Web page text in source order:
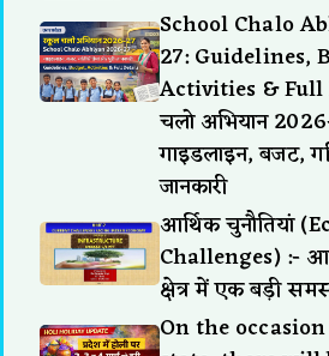
School Chalo
27: Guidelines,
Activities &
चलो अभियान
गाइडलाइन, बजट,
जानकारी
आर्थिक चुनौतियां
Challenges) :-
क्षेत्र में एक बड़ी
On the